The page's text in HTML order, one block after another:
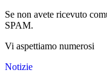
Se non avete ricevuto
SPAM.
Vi aspettiamo numerosi
Notizie